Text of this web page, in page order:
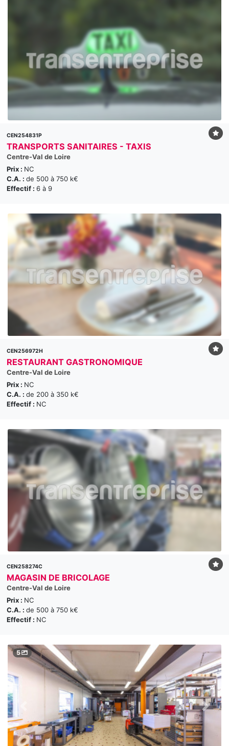
CEN254831P
TRANSPORTS SANITAIRES - TAXIS
Centre-Val de Loire
Prix : NC
C.A. : de 500 à 750 k€
Effectif : 6 à 9
CEN256972H
RESTAURANT GASTRONOMIQUE
Centre-Val de Loire
Prix : NC
C.A. : de 200 à 350 k€
Effectif : NC
CEN258274C
MAGASIN DE BRICOLAGE
Centre-Val de Loire
Prix : NC
C.A. : de 500 à 750 k€
Effectif : NC
5